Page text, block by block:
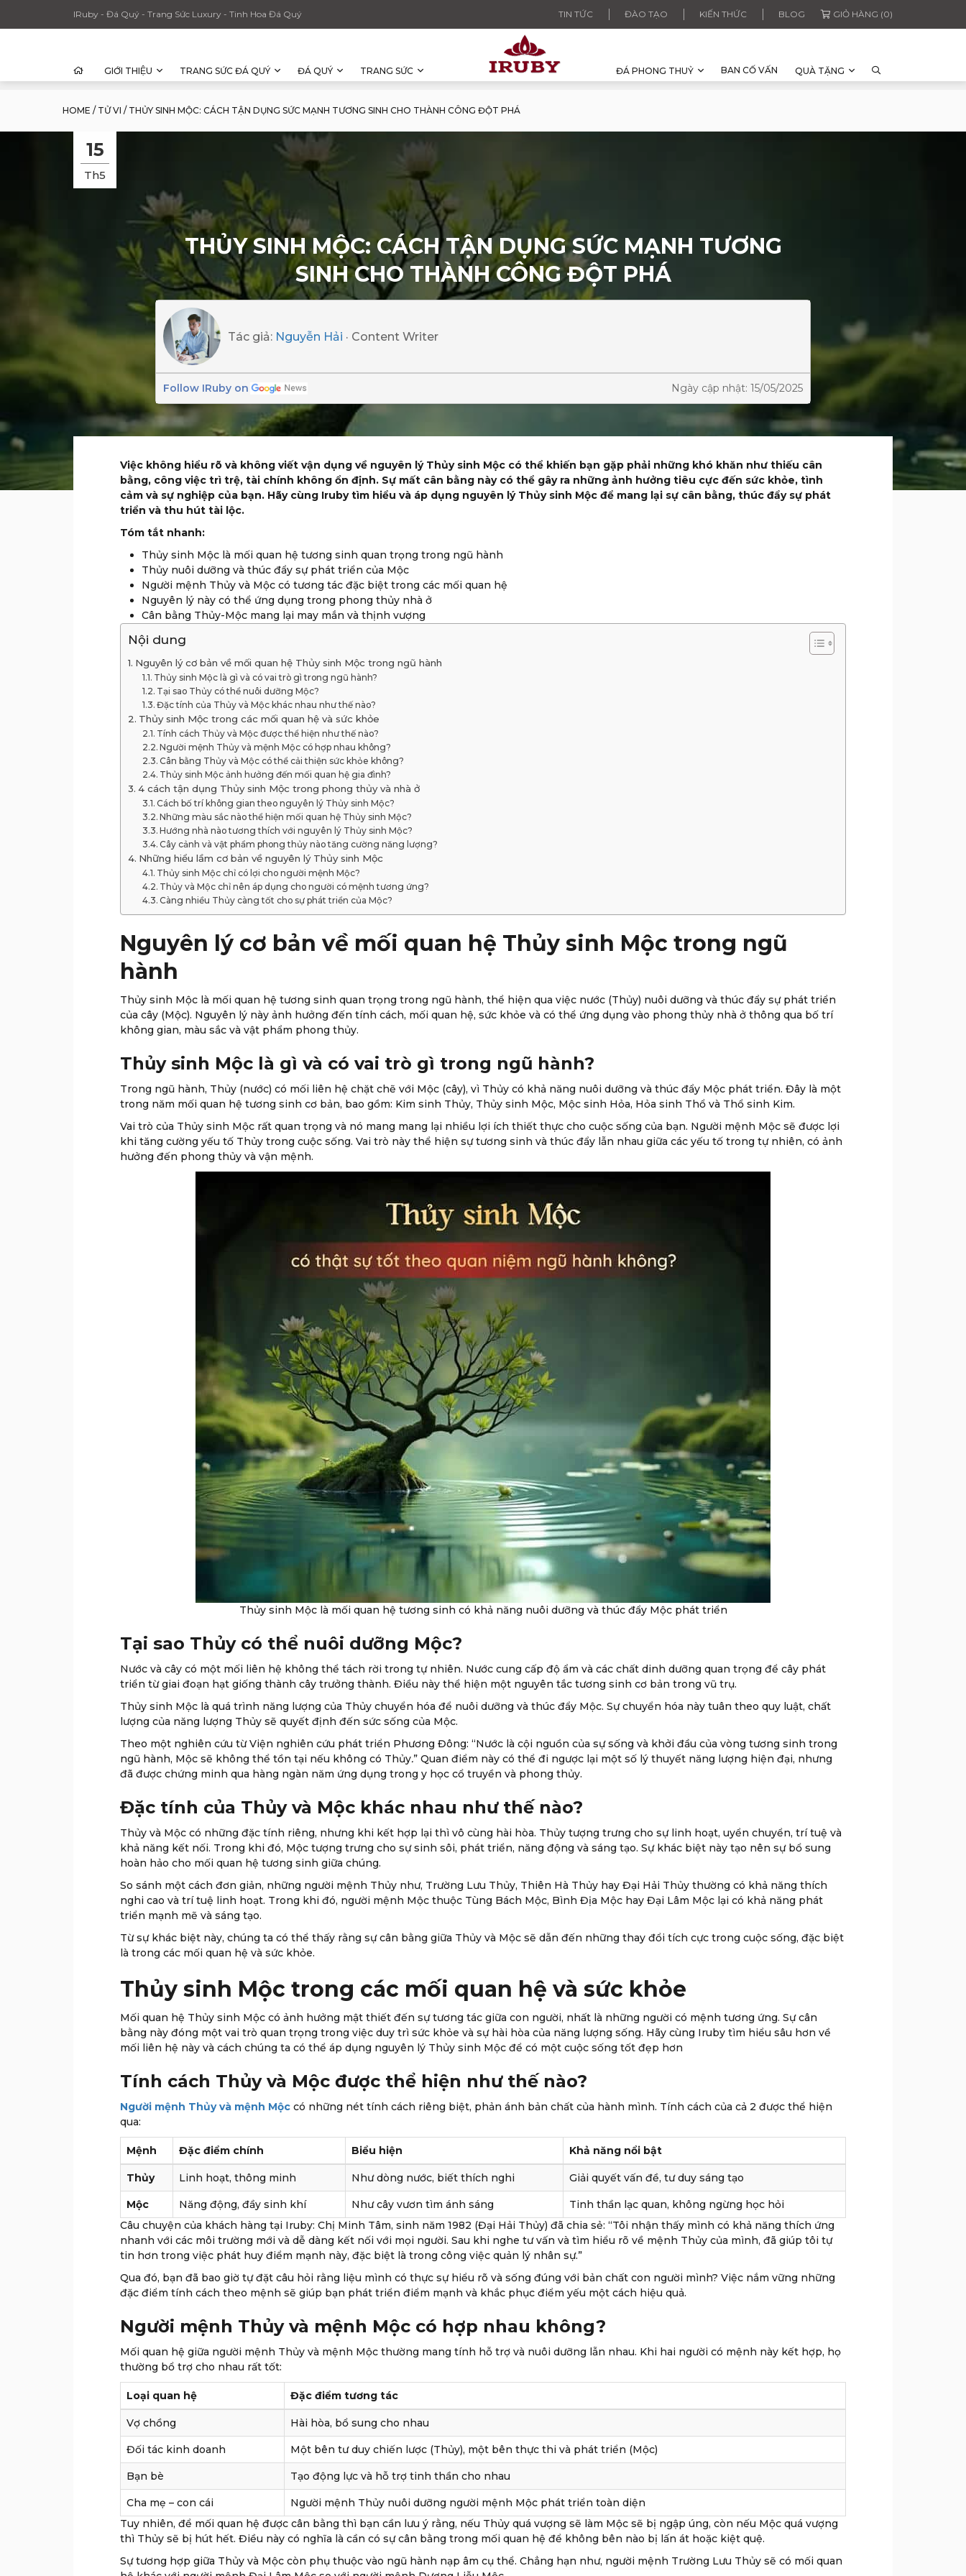
IRuby - Đá Quý - Trang Sức Luxury - Tinh Hoa Đá Quý TIN TỨC ĐÀO TẠO KIẾN THỨC BLOG GIỎ HÀNG (0)
GIỚI THIỆU TRANG SỨC ĐÁ QUÝ ĐÁ QUÝ TRANG SỨC ĐÁ PHONG THUỶ BAN CỐ VẤN QUÀ TẶNG
HOME / TỬ VI / THỦY SINH MỘC: CÁCH TẬN DỤNG SỨC MẠNH TƯƠNG SINH CHO THÀNH CÔNG ĐỘT PHÁ
15
Th5
THỦY SINH MỘC: CÁCH TẬN DỤNG SỨC MẠNH TƯƠNG
SINH CHO THÀNH CÔNG ĐỘT PHÁ
Tác giả: Nguyễn Hải · Content Writer
Follow IRuby on Ngày cập nhật: 15/05/2025
Việc không hiểu rõ và không viết vận dụng về nguyên lý Thủy sinh Mộc có thể khiến bạn gặp phải những khó khăn như thiếu cân
bằng, công việc trì trệ, tài chính không ổn định. Sự mất cân bằng này có thể gây ra những ảnh hưởng tiêu cực đến sức khỏe, tình
cảm và sự nghiệp của bạn. Hãy cùng Iruby tìm hiểu và áp dụng nguyên lý Thủy sinh Mộc để mang lại sự cân bằng, thúc đẩy sự phát
triển và thu hút tài lộc.
Tóm tắt nhanh:
Thủy sinh Mộc là mối quan hệ tương sinh quan trọng trong ngũ hành
Thủy nuôi dưỡng và thúc đẩy sự phát triển của Mộc
Người mệnh Thủy và Mộc có tương tác đặc biệt trong các mối quan hệ
Nguyên lý này có thể ứng dụng trong phong thủy nhà ở
Cân bằng Thủy-Mộc mang lại may mắn và thịnh vượng
Nội dung
Nguyên lý cơ bản về mối quan hệ Thủy sinh Mộc trong ngũ hành
Thủy sinh Mộc là gì và có vai trò gì trong ngũ hành?
Tại sao Thủy có thể nuôi dưỡng Mộc?
Đặc tính của Thủy và Mộc khác nhau như thế nào?
Thủy sinh Mộc trong các mối quan hệ và sức khỏe
Tính cách Thủy và Mộc được thể hiện như thế nào?
Người mệnh Thủy và mệnh Mộc có hợp nhau không?
Cân bằng Thủy và Mộc có thể cải thiện sức khỏe không?
Thủy sinh Mộc ảnh hưởng đến mối quan hệ gia đình?
4 cách tận dụng Thủy sinh Mộc trong phong thủy và nhà ở
Cách bố trí không gian theo nguyên lý Thủy sinh Mộc?
Những màu sắc nào thể hiện mối quan hệ Thủy sinh Mộc?
Hướng nhà nào tương thích với nguyên lý Thủy sinh Mộc?
Cây cảnh và vật phẩm phong thủy nào tăng cường năng lượng?
Những hiểu lầm cơ bản về nguyên lý Thủy sinh Mộc
Thủy sinh Mộc chỉ có lợi cho người mệnh Mộc?
Thủy và Mộc chỉ nên áp dụng cho người có mệnh tương ứng?
Càng nhiều Thủy càng tốt cho sự phát triển của Mộc?
Nguyên lý cơ bản về mối quan hệ Thủy sinh Mộc trong ngũ
hành
Thủy sinh Mộc là mối quan hệ tương sinh quan trọng trong ngũ hành, thể hiện qua việc nước (Thủy) nuôi dưỡng và thúc đẩy sự phát triển
của cây (Mộc). Nguyên lý này ảnh hưởng đến tính cách, mối quan hệ, sức khỏe và có thể ứng dụng vào phong thủy nhà ở thông qua bố trí
không gian, màu sắc và vật phẩm phong thủy.
Thủy sinh Mộc là gì và có vai trò gì trong ngũ hành?
Trong ngũ hành, Thủy (nước) có mối liên hệ chặt chẽ với Mộc (cây), vì Thủy có khả năng nuôi dưỡng và thúc đẩy Mộc phát triển. Đây là một
trong năm mối quan hệ tương sinh cơ bản, bao gồm: Kim sinh Thủy, Thủy sinh Mộc, Mộc sinh Hỏa, Hỏa sinh Thổ và Thổ sinh Kim.
Vai trò của Thủy sinh Mộc rất quan trọng và nó mang mang lại nhiều lợi ích thiết thực cho cuộc sống của bạn. Người mệnh Mộc sẽ được lợi
khi tăng cường yếu tố Thủy trong cuộc sống. Vai trò này thể hiện sự tương sinh và thúc đẩy lẫn nhau giữa các yếu tố trong tự nhiên, có ảnh
hưởng đến phong thủy và vận mệnh.
Thủy sinh Mộc là mối quan hệ tương sinh có khả năng nuôi dưỡng và thúc đẩy Mộc phát triển
Tại sao Thủy có thể nuôi dưỡng Mộc?
Nước và cây có một mối liên hệ không thể tách rời trong tự nhiên. Nước cung cấp độ ẩm và các chất dinh dưỡng quan trọng để cây phát
triển từ giai đoạn hạt giống thành cây trưởng thành. Điều này thể hiện một nguyên tắc tương sinh cơ bản trong vũ trụ.
Thủy sinh Mộc là quá trình năng lượng của Thủy chuyển hóa để nuôi dưỡng và thúc đẩy Mộc. Sự chuyển hóa này tuân theo quy luật, chất
lượng của năng lượng Thủy sẽ quyết định đến sức sống của Mộc.
Theo một nghiên cứu từ Viện nghiên cứu phát triển Phương Đông: “Nước là cội nguồn của sự sống và khởi đầu của vòng tương sinh trong
ngũ hành, Mộc sẽ không thể tồn tại nếu không có Thủy.” Quan điểm này có thể đi ngược lại một số lý thuyết năng lượng hiện đại, nhưng
đã được chứng minh qua hàng ngàn năm ứng dụng trong y học cổ truyền và phong thủy.
Đặc tính của Thủy và Mộc khác nhau như thế nào?
Thủy và Mộc có những đặc tính riêng, nhưng khi kết hợp lại thì vô cùng hài hòa. Thủy tượng trưng cho sự linh hoạt, uyển chuyển, trí tuệ và
khả năng kết nối. Trong khi đó, Mộc tượng trưng cho sự sinh sôi, phát triển, năng động và sáng tạo. Sự khác biệt này tạo nên sự bổ sung
hoàn hảo cho mối quan hệ tương sinh giữa chúng.
So sánh một cách đơn giản, những người mệnh Thủy như, Trường Lưu Thủy, Thiên Hà Thủy hay Đại Hải Thủy thường có khả năng thích
nghi cao và trí tuệ linh hoạt. Trong khi đó, người mệnh Mộc thuộc Tùng Bách Mộc, Bình Địa Mộc hay Đại Lâm Mộc lại có khả năng phát
triển mạnh mẽ và sáng tạo.
Từ sự khác biệt này, chúng ta có thể thấy rằng sự cân bằng giữa Thủy và Mộc sẽ dẫn đến những thay đổi tích cực trong cuộc sống, đặc biệt
là trong các mối quan hệ và sức khỏe.
Thủy sinh Mộc trong các mối quan hệ và sức khỏe
Mối quan hệ Thủy sinh Mộc có ảnh hưởng mật thiết đến sự tương tác giữa con người, nhất là những người có mệnh tương ứng. Sự cân
bằng này đóng một vai trò quan trọng trong việc duy trì sức khỏe và sự hài hòa của năng lượng sống. Hãy cùng Iruby tìm hiểu sâu hơn về
mối liên hệ này và cách chúng ta có thể áp dụng nguyên lý Thủy sinh Mộc để có một cuộc sống tốt đẹp hơn
Tính cách Thủy và Mộc được thể hiện như thế nào?
Người mệnh Thủy và mệnh Mộc có những nét tính cách riêng biệt, phản ánh bản chất của hành mình. Tính cách của cả 2 được thể hiện
qua:
Mệnh Đặc điểm chính Biểu hiện Khả năng nổi bật
Thủy Linh hoạt, thông minh Như dòng nước, biết thích nghi Giải quyết vấn đề, tư duy sáng tạo
Mộc Năng động, đầy sinh khí Như cây vươn tìm ánh sáng
Tinh thần lạc quan, không ngừng học hỏi
Câu chuyện của khách hàng tại Iruby: Chị Minh Tâm, sinh năm 1982 (Đại Hải Thủy) đã chia sẻ: “Tôi nhận thấy mình có khả năng thích ứng
nhanh với các môi trường mới và dễ dàng kết nối với mọi người. Sau khi nghe tư vấn và tìm hiểu rõ về mệnh Thủy của mình, đã giúp tôi tự
tin hơn trong việc phát huy điểm mạnh này, đặc biệt là trong công việc quản lý nhân sự.”
Qua đó, bạn đã bao giờ tự đặt câu hỏi rằng liệu mình có thực sự hiểu rõ và sống đúng với bản chất con người mình? Việc nắm vững những
đặc điểm tính cách theo mệnh sẽ giúp bạn phát triển điểm mạnh và khắc phục điểm yếu một cách hiệu quả.
Người mệnh Thủy và mệnh Mộc có hợp nhau không?
Mối quan hệ giữa người mệnh Thủy và mệnh Mộc thường mang tính hỗ trợ và nuôi dưỡng lẫn nhau. Khi hai người có mệnh này kết hợp, họ
thường bổ trợ cho nhau rất tốt:
Loại quan hệ Đặc điểm tương tác
Vợ chồng Hài hòa, bổ sung cho nhau
Đối tác kinh doanh Một bên tư duy chiến lược (Thủy), một bên thực thi và phát triển (Mộc)
Bạn bè Tạo động lực và hỗ trợ tinh thần cho nhau
Cha mẹ – con cái
Người mệnh Thủy nuôi dưỡng người mệnh Mộc phát triển toàn diện
Tuy nhiên, để mối quan hệ được cân bằng thì bạn cần lưu ý rằng, nếu Thủy quá vượng sẽ làm Mộc sẽ bị ngập úng, còn nếu Mộc quá vượng
thì Thủy sẽ bị hút hết. Điều này có nghĩa là cần có sự cân bằng trong mối quan hệ để không bên nào bị lấn át hoặc kiệt quệ.
Sự tương hợp giữa Thủy và Mộc còn phụ thuộc vào ngũ hành nạp âm cụ thể. Chẳng hạn như, người mệnh Trường Lưu Thủy sẽ có mối quan